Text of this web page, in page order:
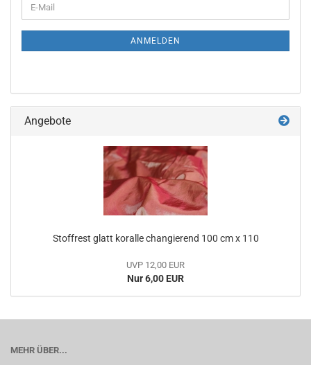
ZUR
E-
Mail
ANMELDEN
Angebote
Stoffrest glatt koralle changierend 100 cm x 110
UVP 12,00 EUR
Nur 6,00 EUR
MEHR ÜBER...